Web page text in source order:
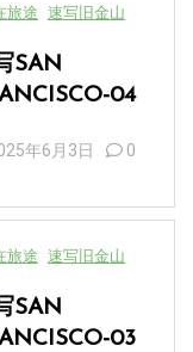
旅途 速写旧金山
SAN
04
年6月3日 0
旅途 速写旧金山
SAN
03